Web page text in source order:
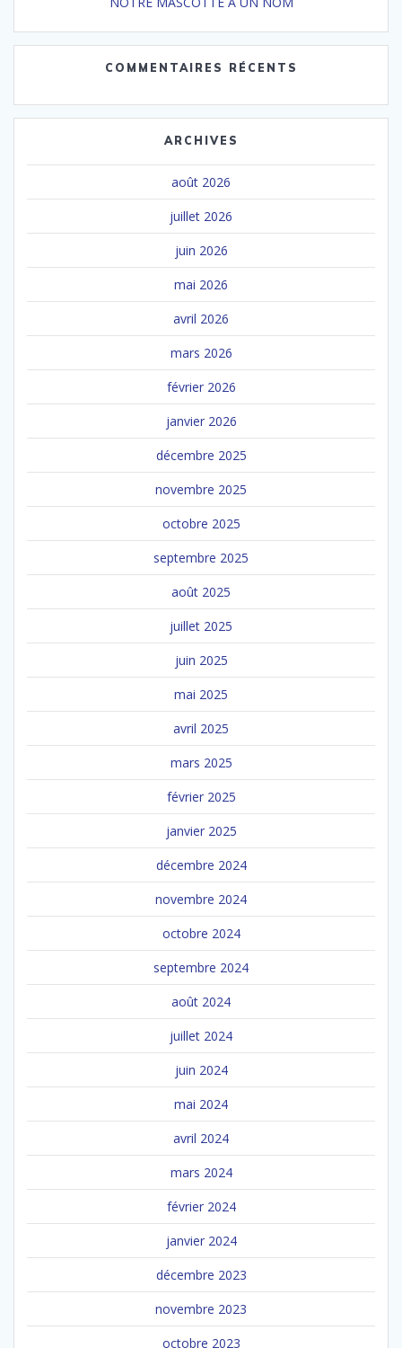
COMMENTAIRES RÉCENTS
ARCHIVES
août 2026
juillet 2026
juin 2026
mai 2026
avril 2026
mars 2026
février 2026
janvier 2026
décembre 2025
novembre 2025
octobre 2025
septembre 2025
août 2025
juillet 2025
juin 2025
mai 2025
avril 2025
mars 2025
février 2025
janvier 2025
décembre 2024
novembre 2024
octobre 2024
septembre 2024
août 2024
juillet 2024
juin 2024
mai 2024
avril 2024
mars 2024
février 2024
janvier 2024
décembre 2023
novembre 2023
octobre 2023